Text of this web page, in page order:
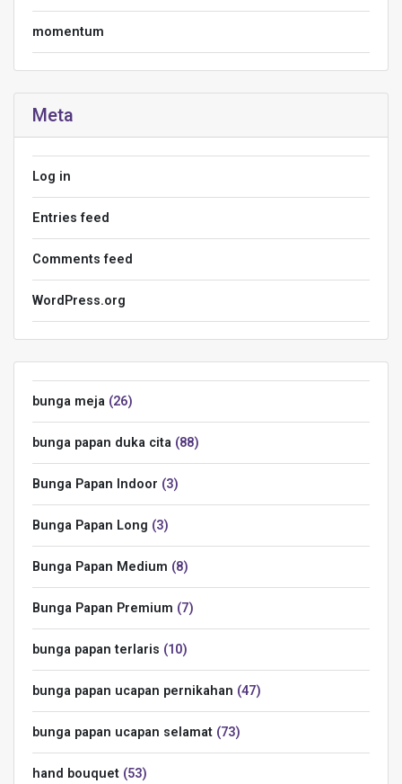
momentum
Meta
Log in
Entries feed
Comments feed
WordPress.org
bunga meja 26
bunga papan duka cita 88
Bunga Papan Indoor 3
Bunga Papan Long 3
Bunga Papan Medium 8
Bunga Papan Premium 7
bunga papan terlaris 10
bunga papan ucapan pernikahan 47
bunga papan ucapan selamat 73
hand bouquet 53